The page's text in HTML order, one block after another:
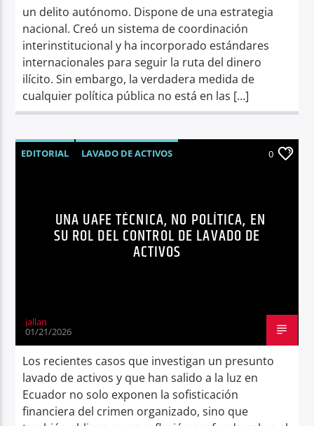
un delito autónomo. Dispone de una estrategia
nacional. Creó un sistema de coordinación
interinstitucional y ha incorporado estándares
internacionales para seguir la ruta del dinero
ilícito. Sin embargo, la verdadera medida de
cualquier política pública no está en las […]
EDITORIAL
LAVADO DE ACTIVOS
0
UNA UAFE TÉCNICA, NO POLÍTICA, EN
SU ROL DEL CONTROL DE LAVADO DE
ACTIVOS
jallan
01/21/2026
Los recientes casos que investigan un presunto
lavado de activos y que han salido a la luz en
Ecuador no solo exponen la sofisticación
financiera del crimen organizado, sino que